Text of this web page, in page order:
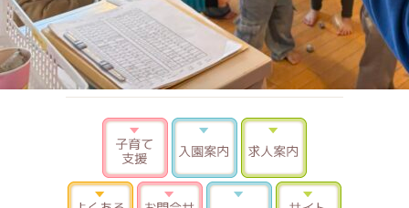
子育て支援入園案内
よくある質問お問合せ 資料請求
ブログ